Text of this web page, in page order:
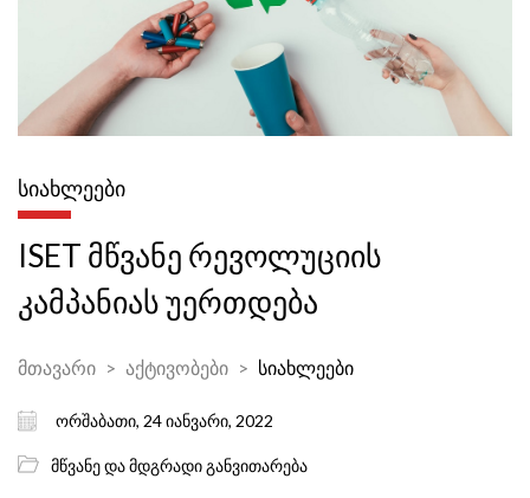
ᲡᲘᲐᲮᲚᲔᲔᲑᲘ
ISET მწვანე რევოლუციის
კამპანიას უერთდება
მთავარი აქტივობები სიახლეები
ორშაბათი, 24 იანვარი, 2022
მწვანე და მდგრადი განვითარება